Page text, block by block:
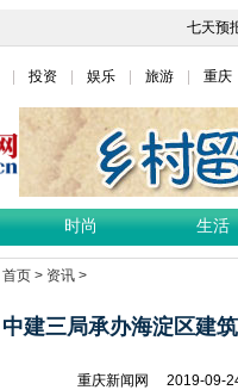
投资 娱乐 旅游 重庆
时尚 生活
首页> 资讯>
中建三局承办海淀区建
重庆新闻网 2019-09-